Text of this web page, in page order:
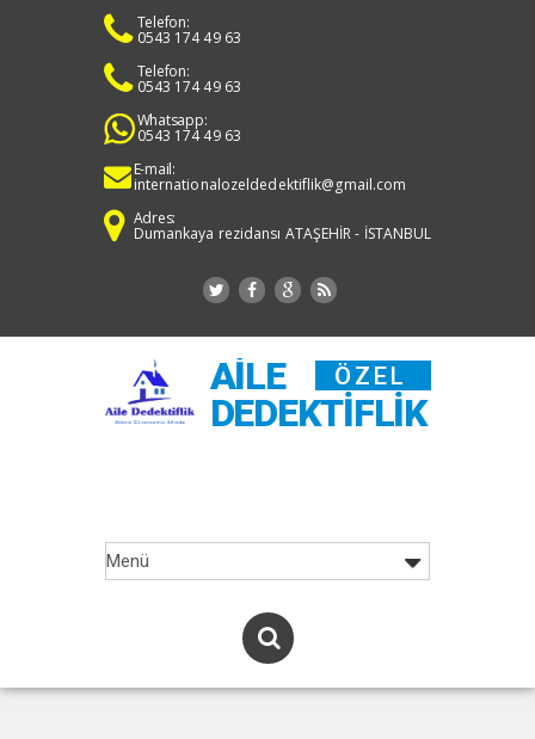
Telefon:
0543 174 49 63
Telefon:
0543 174 49 63
Whatsapp:
0543 174 49 63
E-mail:
internationalozeldedektiflik@gmail.com
Adres:
Dumankaya rezidansı ATAŞEHİR - İSTANBUL
AILE ÖZEL
DEDEKTIFLIK